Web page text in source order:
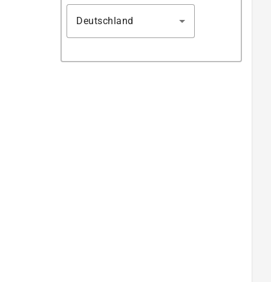
Deutschland